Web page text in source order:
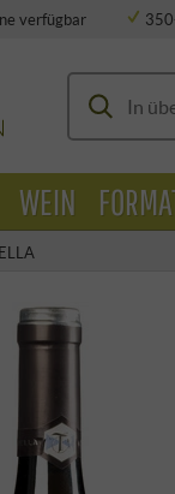
verfügbar
WEIN